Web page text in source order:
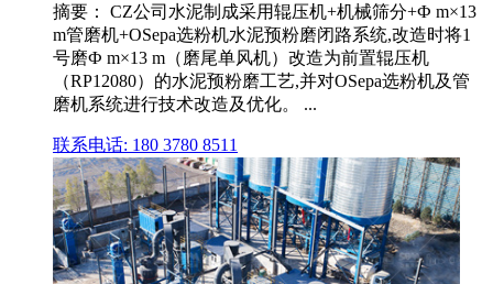
摘要： CZ公司水泥制成采用辊压机+机械筛分+Ф m×13
m管磨机+OSepa选粉机水泥预粉磨闭路系统,改造时将1
号磨Ф m×13 m（磨尾单风机）改造为前置辊压机
（RP12080）的水泥预粉磨工艺,并对OSepa选粉机及管
磨机系统进行技术改造及优化。 ...
联系电话: 180 3780 8511